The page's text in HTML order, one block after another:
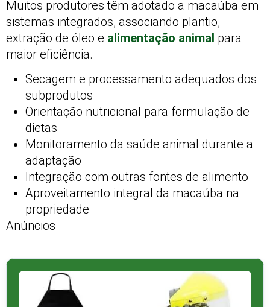
Muitos produtores têm adotado a macaúba em
sistemas integrados, associando plantio,
extração de óleo e alimentação animal para
maior eficiência.
Secagem e processamento adequados dos
subprodutos
Orientação nutricional para formulação de
dietas
Monitoramento da saúde animal durante a
adaptação
Integração com outras fontes de alimento
Aproveitamento integral da macaúba na
propriedade
Anúncios